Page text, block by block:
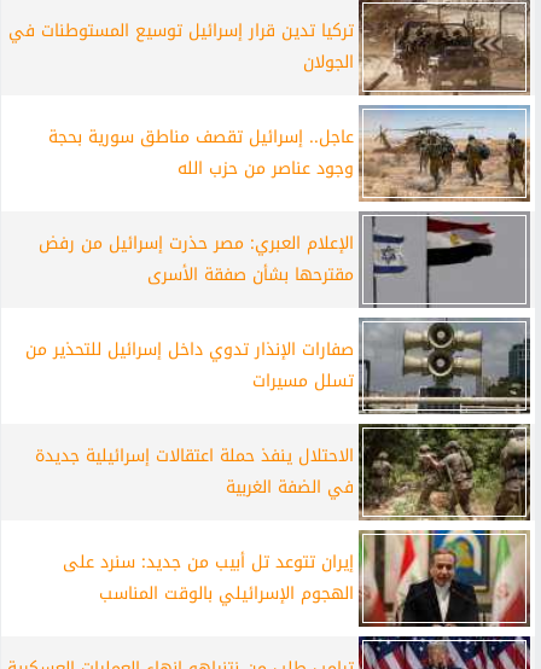
تركيا تدين قرار إسرائيل توسيع المستوطنات في
الجولان
عاجل.. إسرائيل تقصف مناطق سورية بحجة
وجود عناصر من حزب الله
الإعلام العبري: مصر حذرت إسرائيل من رفض
مقترحها بشأن صفقة الأسرى
صفارات الإنذار تدوي داخل إسرائيل للتحذير من
تسلل مسيرات
الاحتلال ينفذ حملة اعتقالات إسرائيلية جديدة
في الضفة الغربية
إيران تتوعد تل أبيب من جديد: سنرد على
الهجوم الإسرائيلي بالوقت المناسب